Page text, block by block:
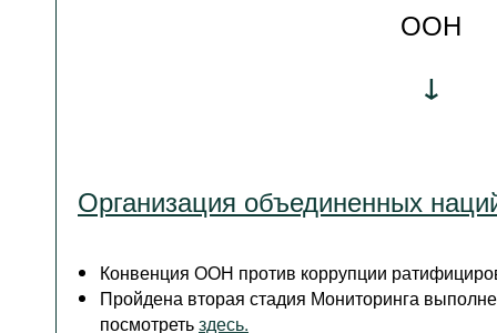
ООН
Организация объединенных
Конвенция ООН против коррупции
Пройдена вторая стадия Мониторинга
посмотретьздесь.